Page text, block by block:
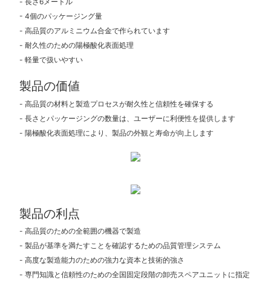
- 4個のパッケージング量
- 高品質のアルミニウム合金で作られています
- 耐久性のための陽極酸化表面処理
- 軽量で扱いやすい
製品の価値
- 高品質の材料と製造プロセスが耐久性と信頼性を確保する
- 長さとパッケージングの数量は、ユーザーに利便性を提供します
- 陽極酸化表面処理により、製品の外観と寿命が向上します
製品の利点
- 高品質のための全範囲の機器で製造
- 製品が基準を満たすことを確認するための品質管理システム
- 高度な製造能力のための強力な資本と技術的強さ
- 専門知識と信頼性のための全国固定段階の卸売スペアユニットに指定